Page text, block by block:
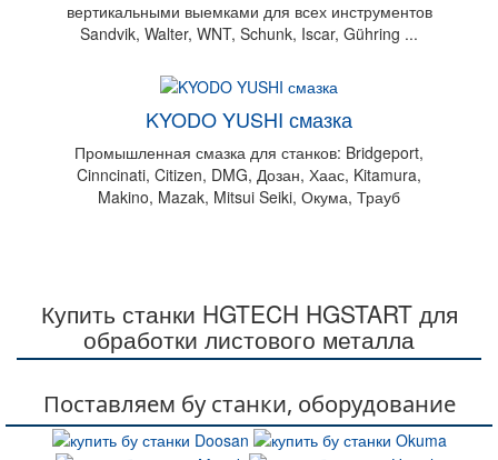
вертикальными выемками для всех инструментов
Sandvik, Walter, WNT, Schunk, Iscar, Gühring ...
KYODO YUSHI смазка
Промышленная смазка для станков: Bridgeport,
Cinncinati, Citizen, DMG, Дозан, Хаас, Kitamura,
Makino, Mazak, Mitsui Seiki, Окума, Трауб
Купить станки HGTECH HGSTART для
обработки листового металла
Поставляем бу станки, оборудование